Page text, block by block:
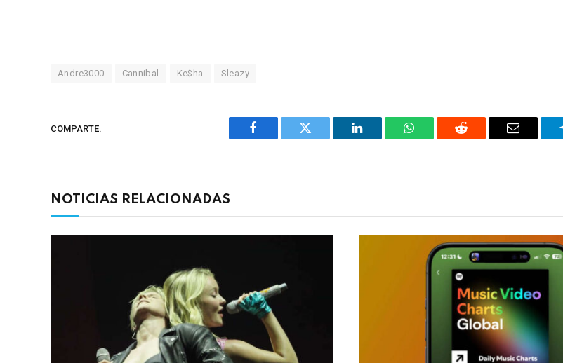
Andre3000 Cannibal Ke$ha Sleazy
COMPARTE.
Facebook Twitter LinkedIn WhatsAppReddit
Correo
NOTICIAS RELACIONADAS